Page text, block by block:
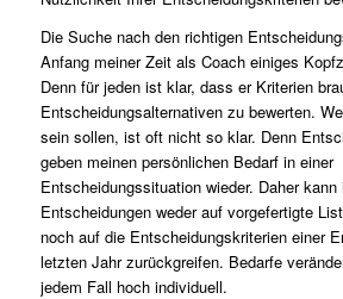
Die Suche nach den richtigen
Anfang meiner Zeit als Coach einiges
Denn für jeden ist klar, dass er Kriterien
Entscheidungsalternativen zu bewerten.
sein sollen, ist oft nicht so klar. Denn
geben meinen persönlichen Bedarf in einer
Entscheidungssituation wieder. Daher
Entscheidungen weder auf vorgefertigte
noch auf die Entscheidungskriterien einer
letzten Jahr zurückgreifen. Bedarfe
jedem Fall hoch individuell.